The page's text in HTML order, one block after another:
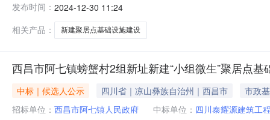
中标金额（元）4032242.12项目业主西昌市阿七镇人民
发布时间： 2024-12-30 11:24
相关产品：
新建聚居点基础设施建设
西昌市阿七镇螃蟹村2组新址新建“小组微生”聚居点基
中标｜候选人公示 四川省｜凉山彝族自治州｜西昌市
市政
招标单位： 西昌市阿七镇人民政府 中标单位： 四川泰耀源建筑工